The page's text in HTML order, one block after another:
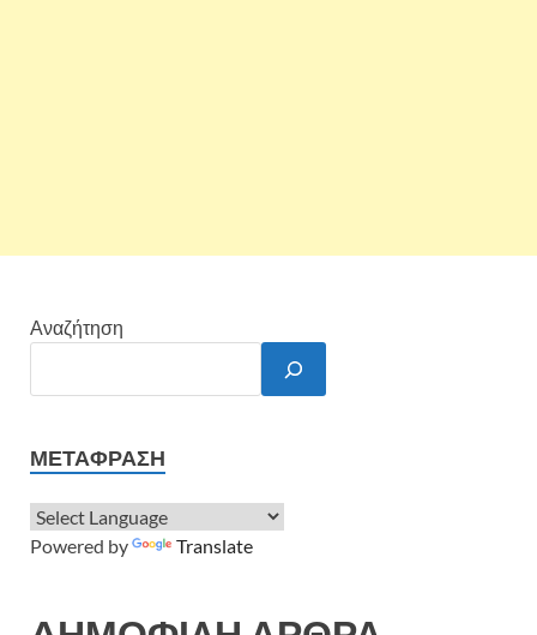
Αναζήτηση
ΜΕΤΆΦΡΑΣΗ
Powered by Translate